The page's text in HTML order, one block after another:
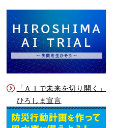
「ＡＩで未来を切り開く」
ひろしま宣言